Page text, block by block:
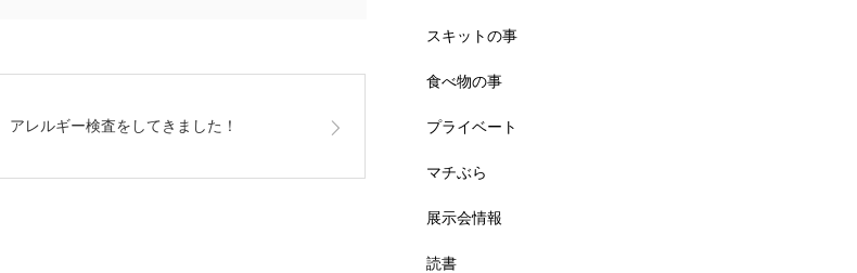
アレルギー検査をしてきました！
スキットの事
食べ物の事
プライベート
マチぶら
展示会情報
読書